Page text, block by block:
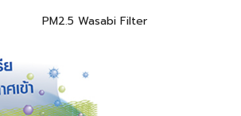
PM2.5 Wasabi Filter